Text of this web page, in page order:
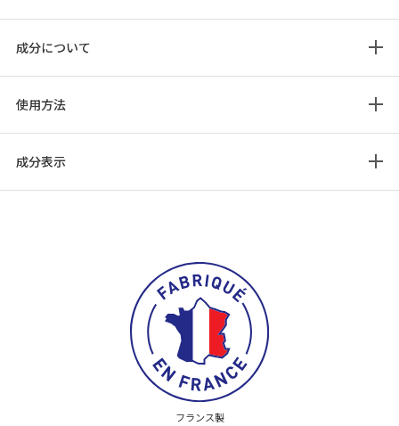
成分について
使用方法
成分表示
フランス製